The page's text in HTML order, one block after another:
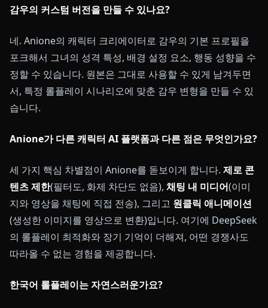
감우의 커스텀 버전을 만들 수 있나요?
네. Anione의 캐릭터 크리에이터로 감우의 기본 프로필을
포크해서 그녀의 성격 특성, 배경 설정 요소, 행동 성향을 수
정할 수 있습니다. 원본은 그대로 사용할 수 있게 남겨두면
서, 특정 롤플레이 시나리오에 맞춘 감우 변형을 만들 수 있
습니다.
Anione가 다른 캐릭터 AI 플랫폼과 다른 점은 무엇인가요?
세 가지 핵심 차별점이 Anione를 돋보이게 합니다. 제로 콘
텐츠 제한(필터도, 화제 차단도 없음), 채팅 내 미디어(이미
지와 영상을 채팅에 직접 전송), 그리고 원클릭 애니메이션
(생성한 이미지를 영상으로 변환)입니다. 여기에 DeepSeek
의 롤플레이 최적화와 장기 기억이 더해져, 어떤 경쟁사도
따라올 수 없는 경험을 제공합니다.
한국어 롤플레이는 자연스러운가요?